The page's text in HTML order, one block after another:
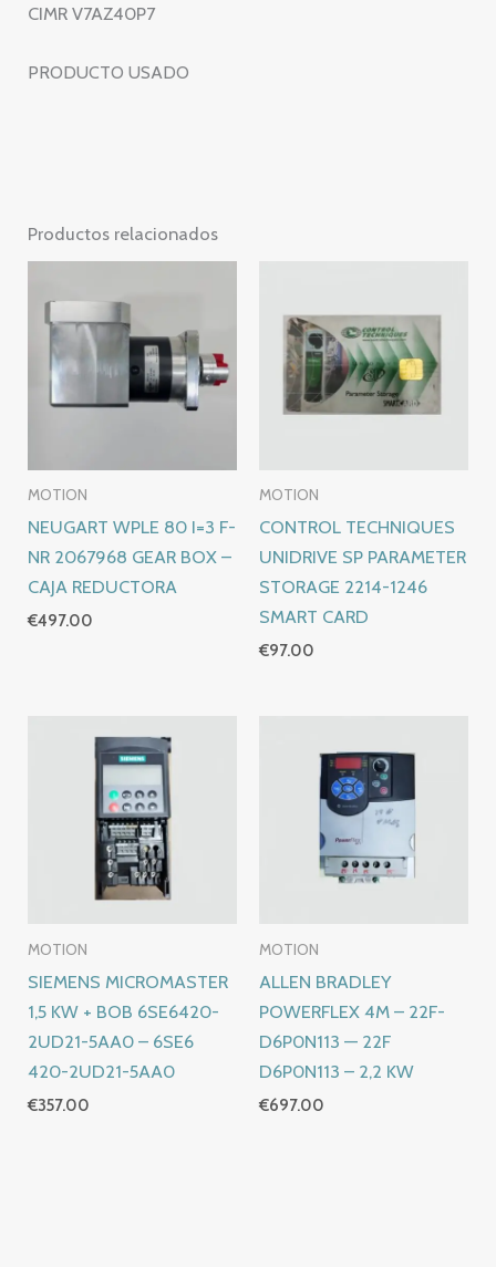
CIMR V7AZ40P7
PRODUCTO USADO
Productos relacionados
MOTION
NEUGART WPLE 80 I=3 F-
NR 2067968 GEAR BOX –
CAJA REDUCTORA
€497.00
MOTION
CONTROL TECHNIQUES
UNIDRIVE SP PARAMETER
STORAGE 2214-1246
SMART CARD
€97.00
MOTION
SIEMENS MICROMASTER
1,5 KW + BOB 6SE6420-
2UD21-5AA0 – 6SE6
420-2UD21-5AA0
€357.00
MOTION
ALLEN BRADLEY
POWERFLEX 4M – 22F-
D6P0N113 — 22F
D6P0N113 – 2,2 KW
€697.00